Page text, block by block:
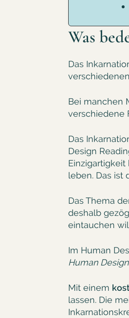
Was
Das
Bei manchen
verschiedene
Das
Design
leben. Das ist
Das Thema
deshalb
eintauchen
Im Human
Human
Mit einem
lassen. Die